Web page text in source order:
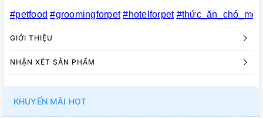
#petfood #groomingforpet #hotelforpet #thức_ăn_chó_mèo
GIỚI THIỆU
NHẬN XÉT SẢN PHẨM
KHUYẾN MÃI HOT